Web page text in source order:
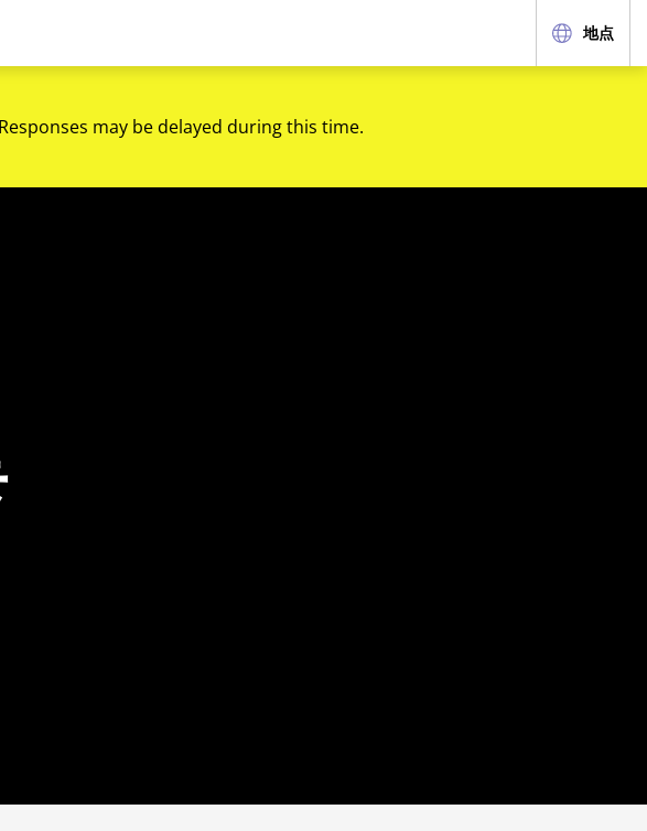
地点
may be delayed during this time.